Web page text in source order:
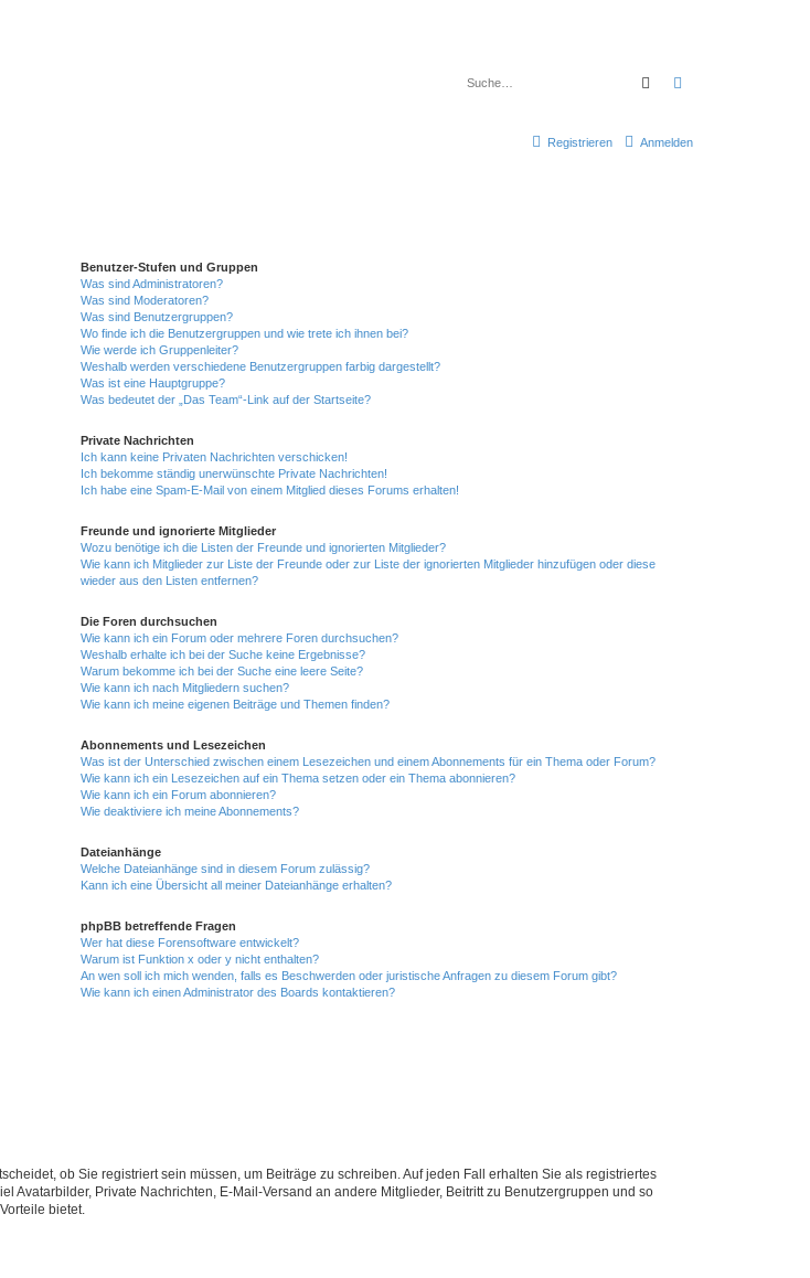
Suche
Anmelden
Registrieren
Benutzer-Stufen und Gruppen
Was sind Administratoren?
Was sind Moderatoren?
Was sind Benutzergruppen?
Wo finde ich die Benutzergruppen und wie trete ich ihnen bei?
Wie werde ich Gruppenleiter?
Weshalb werden verschiedene Benutzergruppen farbig dargestellt?
Was ist eine Hauptgruppe?
Was bedeutet der „Das Team“-Link auf der Startseite?
Private Nachrichten
Ich kann keine Privaten Nachrichten verschicken!
Ich bekomme ständig unerwünschte Private Nachrichten!
Ich habe eine Spam-E-Mail von einem Mitglied dieses Forums erhalten!
Freunde und ignorierte Mitglieder
Wozu benötige ich die Listen der Freunde und ignorierten Mitglieder?
Wie kann ich Mitglieder zur Liste der Freunde oder zur Liste der ignorierten Mitglieder hinzufügen oder diese
wieder aus den Listen entfernen?
Die Foren durchsuchen
Wie kann ich ein Forum oder mehrere Foren durchsuchen?
Weshalb erhalte ich bei der Suche keine Ergebnisse?
Warum bekomme ich bei der Suche eine leere Seite?
Wie kann ich nach Mitgliedern suchen?
Wie kann ich meine eigenen Beiträge und Themen finden?
Abonnements und Lesezeichen
Was ist der Unterschied zwischen einem Lesezeichen und einem Abonnements für ein Thema oder Forum?
Wie kann ich ein Lesezeichen auf ein Thema setzen oder ein Thema abonnieren?
Wie kann ich ein Forum abonnieren?
Wie deaktiviere ich meine Abonnements?
Dateianhänge
Welche Dateianhänge sind in diesem Forum zulässig?
Kann ich eine Übersicht all meiner Dateianhänge erhalten?
phpBB betreffende Fragen
Wer hat diese Forensoftware entwickelt?
Warum ist Funktion x oder y nicht enthalten?
An wen soll ich mich wenden, falls es Beschwerden oder juristische Anfragen zu diesem Forum gibt?
Wie kann ich einen Administrator des Boards kontaktieren?
ob Sie registriert sein müssen, um Beiträge zu schreiben. Auf jeden Fall erhalten Sie als registriertes
Avatarbilder, Private Nachrichten, E-Mail-Versand an andere Mitglieder, Beitritt zu Benutzergruppen und so
bietet.